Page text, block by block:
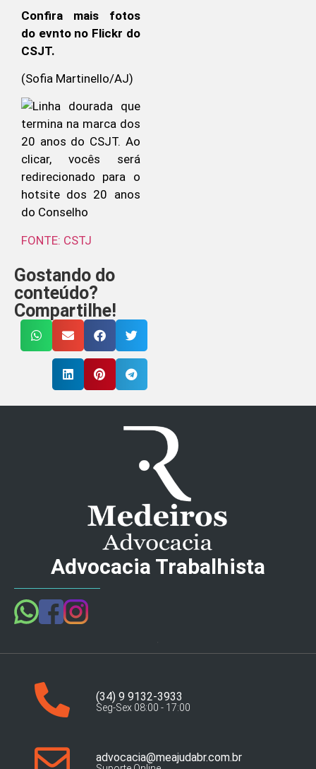
Confira mais fotos
do evnto no Flickr do
CSJT.
(Sofia Martinello/AJ)
FONTE: CSTJ
Gostando do
conteúdo?
Compartilhe!
Advocacia Trabalhista
(34) 9 9132-3933
Seg-Sex 08:00 - 17:00
advocacia@meajudabr.com.br